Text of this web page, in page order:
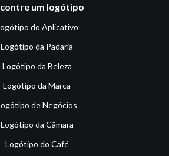
um logótipo
do Aplicativo
Logótipo da Padaria
Logótipo da Beleza
Logótipo da Marca
de Negócios
Logótipo da Câmara
Logótipo do Café